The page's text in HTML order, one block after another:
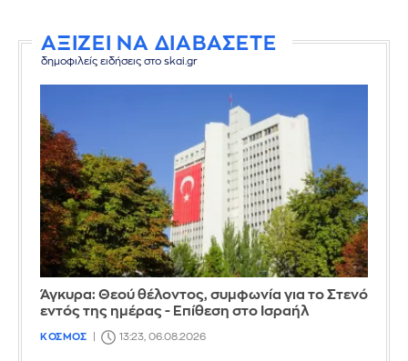
ΑΞΙΖΕΙ ΝΑ ΔΙΑΒΑΣΕΤΕ
δημοφιλείς ειδήσεις στο skai.gr
Άγκυρα: Θεού θέλοντος, συμφωνία για το Στενό
εντός της ημέρας - Επίθεση στο Ισραήλ
ΚΟΣΜΟΣ 13:23, 06.08.2026